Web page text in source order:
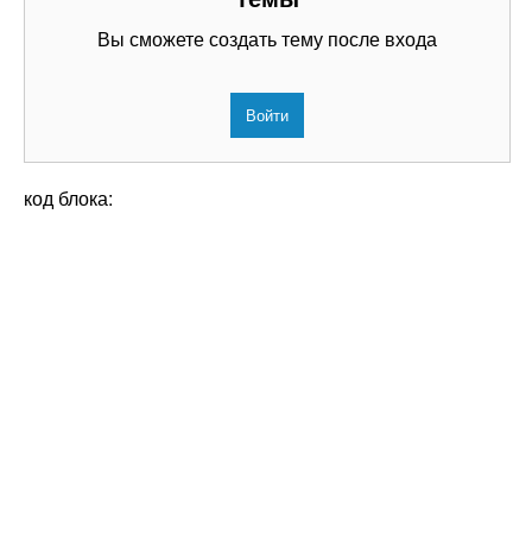
Вы сможете создать тему после входа
Войти
код блока: